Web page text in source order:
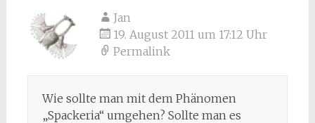
Jan
19. August 2011 um 17:12 Uhr
Permalink
Wie sollte man mit dem Phänomen
„Spackeria“ umgehen? Sollte man es